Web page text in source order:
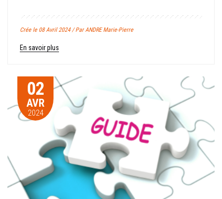
Crée le 08 Avril 2024 / Par ANDRE Marie-Pierre
En savoir plus
02
AVR
2024